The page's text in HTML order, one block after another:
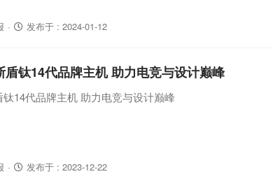
· 发布于 : 2024-01-12
· 发布于 : 2023-12-22
盾钛14代品牌主机 助力电竞与设计巅峰
14代品牌主机 助力电竞与设计巅峰